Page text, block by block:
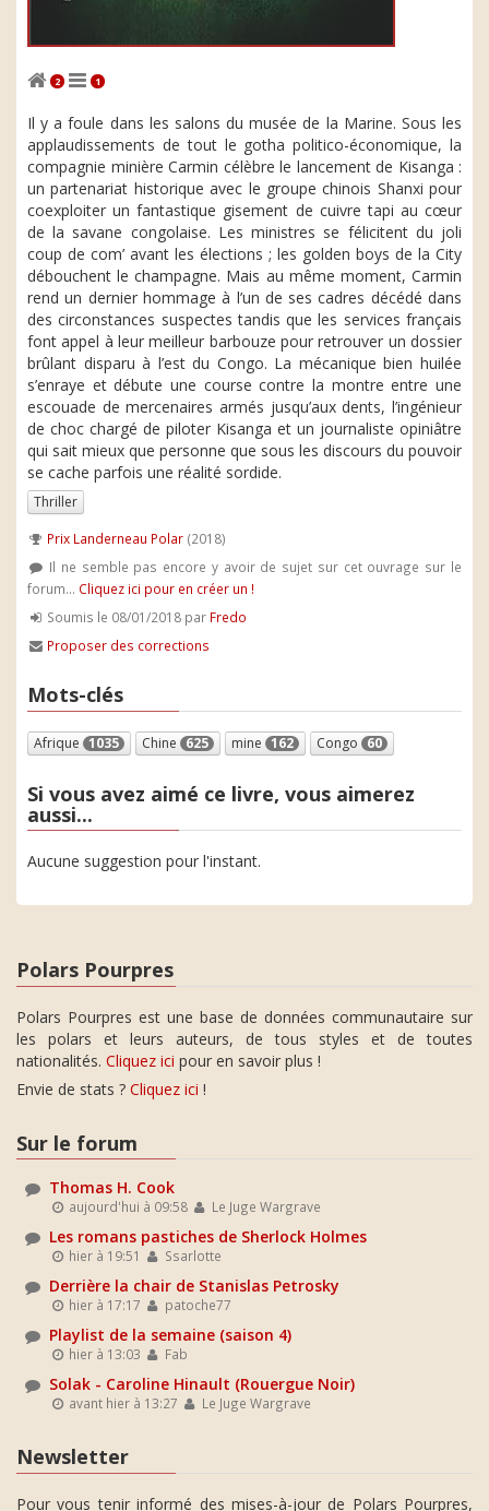
2 1
Il y a foule dans les salons du musée de la Marine. Sous les
applaudissements de tout le gotha politico-économique, la
compagnie minière Carmin célèbre le lancement de Kisanga :
un partenariat historique avec le groupe chinois Shanxi pour
coexploiter un fantastique gisement de cuivre tapi au cœur
de la savane congolaise. Les ministres se félicitent du joli
coup de com’ avant les élections ; les golden boys de la City
débouchent le champagne. Mais au même moment, Carmin
rend un dernier hommage à l’un de ses cadres décédé dans
des circonstances suspectes tandis que les services français
font appel à leur meilleur barbouze pour retrouver un dossier
brûlant disparu à l’est du Congo. La mécanique bien huilée
s’enraye et débute une course contre la montre entre une
escouade de mercenaires armés jusqu’aux dents, l’ingénieur
de choc chargé de piloter Kisanga et un journaliste opiniâtre
qui sait mieux que personne que sous les discours du pouvoir
se cache parfois une réalité sordide.
Thriller
Prix Landerneau Polar (2018)
Il ne semble pas encore y avoir de sujet sur cet ouvrage sur le
forum... Cliquez ici pour en créer un !
Soumis le 08/01/2018 par Fredo
Proposer des corrections
Mots-clés
Afrique 1035 Chine 625 mine 162 Congo 60
Si vous avez aimé ce livre, vous aimerez
aussi...
Aucune suggestion pour l'instant.
Polars Pourpres
Polars Pourpres est une base de données communautaire sur
les polars et leurs auteurs, de tous styles et de toutes
nationalités. Cliquez ici pour en savoir plus !
Envie de stats ? Cliquez ici !
Sur le forum
Thomas H. Cook
aujourd'hui à 09:58 Le Juge Wargrave
Les romans pastiches de Sherlock Holmes
hier à 19:51 Ssarlotte
Derrière la chair de Stanislas Petrosky
hier à 17:17 patoche77
Playlist de la semaine (saison 4)
hier à 13:03 Fab
Solak - Caroline Hinault (Rouergue Noir)
avant hier à 13:27 Le Juge Wargrave
Newsletter
Pour vous tenir informé des mises-à-jour de Polars Pourpres,